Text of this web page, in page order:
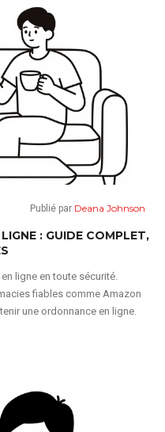
Publié par Deana Johnson
: GUIDE COMPLET,
ligne en toute sécurité.
fiables comme Amazon
une ordonnance en ligne.